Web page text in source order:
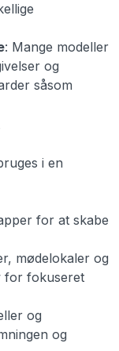
: Mange modeller
og
såsom
i en
for at skabe
mødelokaler og
for fokuseret
og
og